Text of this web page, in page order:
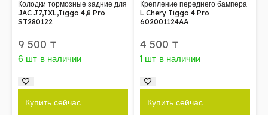
Колодки тормозные задние для
JAC J7,TXL,Tiggo 4,8 Pro
ST280122
9 500 ₸
6 шт в наличии
Купить сейчас
Крепление переднего бампера
L Chery Tiggo 4 Pro
602001124AA
4 500 ₸
1 шт в наличии
Купить сейчас